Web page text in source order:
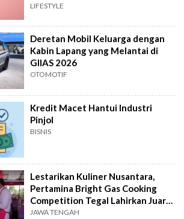
LIFESTYLE
Deretan Mobil Keluarga dengan
Kabin Lapang yang Melantai di
GIIAS 2026
OTOMOTIF
Kredit Macet Hantui Industri
Pinjol
BISNIS
Lestarikan Kuliner Nusantara,
Pertamina Bright Gas Cooking
Competition Tegal Lahirkan Juara
Baru
JAWA TENGAH